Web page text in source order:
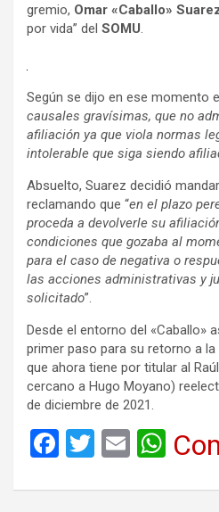
gremio, Omar «Caballo»
por vida” del SOMU.
Según se dijo en ese momento
causales gravísimas, que no
afiliación ya que viola normas
intolerable que siga siendo
Absuelto, Suarez decidió
reclamando que “en el plazo
proceda a devolverle su
condiciones que gozaba al
para el caso de negativa o
las acciones administrativas y
solicitado”.
Desde el entorno del «Caballo»
primer paso para su retorno a la
que ahora tiene por titular al
cercano a Hugo Moyano)
de diciembre de 2021.
F
ce
T
tt
E
ail
W
at